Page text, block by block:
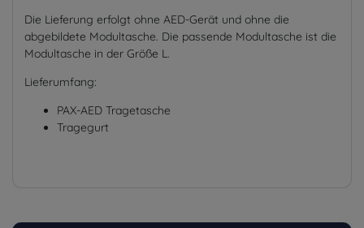
Die Lieferung erfolgt ohne AED-Gerät und ohne die
abgebildete Modultasche. Die passende Modultasche ist die
Modultasche in der Größe L.
Lieferumfang:
PAX-AED Tragetasche
Tragegurt